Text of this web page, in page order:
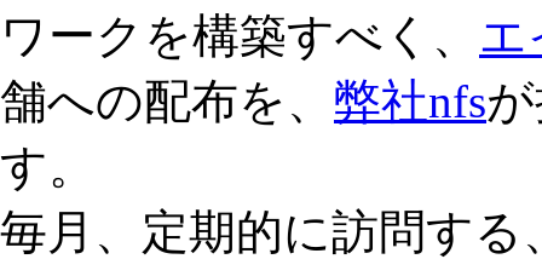
ワークを構築すべく、 エ
舗への配布を、 弊社nfs
す。
毎月、定期的に訪問す